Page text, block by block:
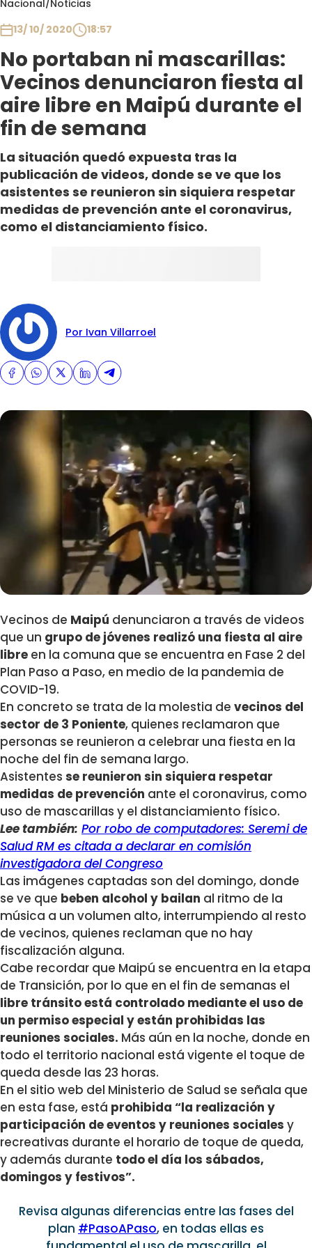
Nacional/Noticias
13/ 10/ 2020
18:57
No portaban ni mascarillas:
Vecinos denunciaron fiesta al
aire libre en Maipú durante el
fin de semana
La situación quedó expuesta tras la
publicación de videos, donde se ve que los
asistentes se reunieron sin siquiera respetar
medidas de prevención ante el coronavirus,
como el distanciamiento físico.
Por Ivan Villarroel
Vecinos de Maipú denunciaron a través de videos
que un grupo de jóvenes realizó una fiesta al aire
libre en la comuna que se encuentra en Fase 2 del
Plan Paso a Paso, en medio de la pandemia de
COVID-19.
En concreto se trata de la molestia de vecinos del
sector de 3 Poniente, quienes reclamaron que
personas se reunieron a celebrar una fiesta en la
noche del fin de semana largo.
Asistentes se reunieron sin siquiera respetar
medidas de prevención ante el coronavirus, como
uso de mascarillas y el distanciamiento físico.
Lee también: Por robo de computadores: Seremi de
Salud RM es citada a declarar en comisión
investigadora del Congreso
Las imágenes captadas son del domingo, donde
se ve que beben alcohol y bailan al ritmo de la
música a un volumen alto, interrumpiendo al resto
de vecinos, quienes reclaman que no hay
fiscalización alguna.
Cabe recordar que Maipú se encuentra en la etapa
de Transición, por lo que en el fin de semanas el
libre tránsito está controlado mediante el uso de
un permiso especial y están prohibidas las
reuniones sociales. Más aún en la noche, donde en
todo el territorio nacional está vigente el toque de
queda desde las 23 horas.
En el sitio web del Ministerio de Salud se señala que
en esta fase, está prohibida “la realización y
participación de eventos y reuniones sociales y
recreativas durante el horario de toque de queda,
y además durante todo el día los sábados,
domingos y festivos”.
Revisa algunas diferencias entre las fases del
plan #PasoAPaso, en todas ellas es
Club De La Comedia
Contigo en Directo
Plan Perfecto
El Tiempo
Sabingo
Todos Los Programas